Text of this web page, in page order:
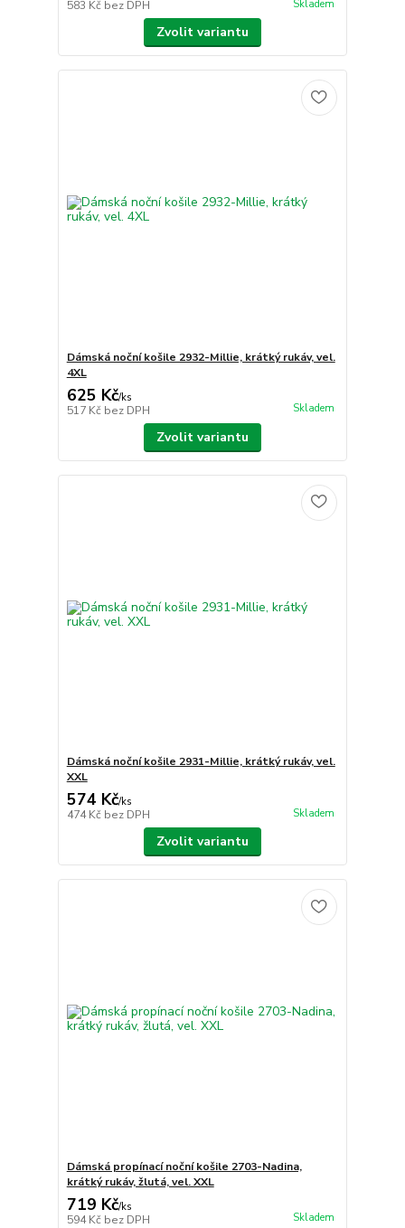
583 Kč bez DPH Skladem
Zvolit variantu
Dámská noční košile 2932-Millie, krátký rukáv, vel.
4XL
625 Kč/ks
517 Kč bez DPH Skladem
Zvolit variantu
Dámská noční košile 2931-Millie, krátký rukáv, vel.
XXL
574 Kč/ks
474 Kč bez DPH Skladem
Zvolit variantu
Dámská propínací noční košile 2703-Nadina,
krátký rukáv, žlutá, vel. XXL
719 Kč/ks
594 Kč bez DPH Skladem